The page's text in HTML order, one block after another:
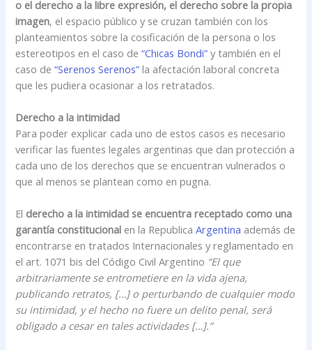
o el derecho a la libre expresión, el derecho sobre la propia
imagen, el espacio público y se cruzan también con los
planteamientos sobre la cosificación de la persona o los
estereotipos en el caso de“Chicas Bondi” y también en el
caso de“Serenos Serenos” la afectación laboral concreta
que les pudiera ocasionar a los retratados.
Derecho a la intimidad
Para poder explicar cada uno de estos casos es necesario
verificar las fuentes legales argentinas que dan protección a
cada uno de los derechos que se encuentran vulnerados o
que al menos se plantean como en pugna.
El derecho a la intimidad se encuentra receptado como una
garantía constitucional en la RepublicaArgentina además de
encontrarse en tratados Internacionales y reglamentado en
el art. 1071 bis del Código Civil Argentino “El que
arbitrariamente se entrometiere en la vida ajena,
publicando retratos, […] o perturbando de cualquier modo
su intimidad, y el hecho no fuere un delito penal, será
obligado a cesar en tales actividades […].”